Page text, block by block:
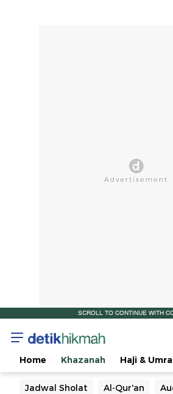
SCROLL TO CONTINUE WITH
Home Khazanah Haji &
Jadwal Sholat Al-Qur'an